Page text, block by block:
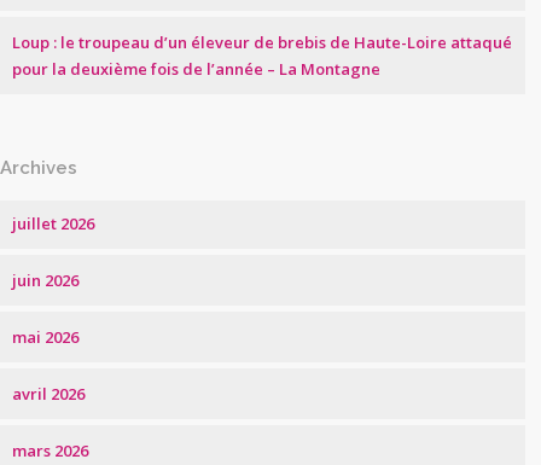
Loup : le troupeau d’un éleveur de brebis de Haute-Loire attaqué
pour la deuxième fois de l’année – La Montagne
Archives
juillet 2026
juin 2026
mai 2026
avril 2026
mars 2026